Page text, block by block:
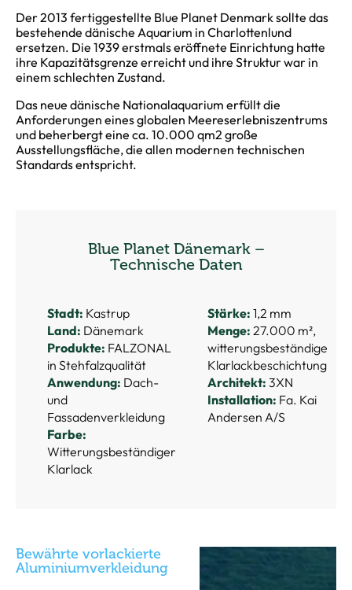
Der 2013 fertiggestellte Blue Planet Denmark sollte das
bestehende dänische Aquarium in Charlottenlund
ersetzen. Die 1939 erstmals eröffnete Einrichtung hatte
ihre Kapazitätsgrenze erreicht und ihre Struktur war in
einem schlechten Zustand.
Das neue dänische Nationalaquarium erfüllt die
Anforderungen eines globalen Meereserlebniszentrums
und beherbergt eine ca. 10.000 qm2 große
Ausstellungsfläche, die allen modernen technischen
Standards entspricht.
Blue Planet Dänemark –
Technische Daten
Stadt: Kastrup
Land: Dänemark
Produkte: FALZONAL
in Stehfalzqualität
Anwendung: Dach-
und
Fassadenverkleidung
Farbe:
Witterungsbeständiger
Klarlack
Stärke: 1,2 mm
Menge: 27.000 m²,
witterungsbeständige
Klarlackbeschichtung
Architekt: 3XN
Installation: Fa. Kai
Andersen A/S
Bewährte vorlackierte
Aluminiumverkleidung